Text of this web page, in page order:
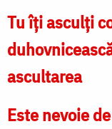
Tu îți asculți
ascultarea​
Este nevoie